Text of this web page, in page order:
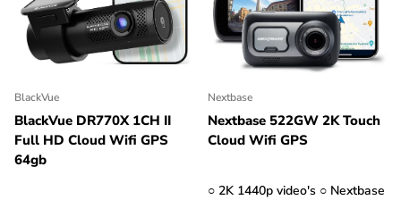
BlackVue
BlackVue DR770X 1CH II
Full HD Cloud Wifi GPS
64gb
Nextbase
Nextbase 522GW 2K Touch
Cloud Wifi GPS
○ 2K 1440p video's ○ Nextbase